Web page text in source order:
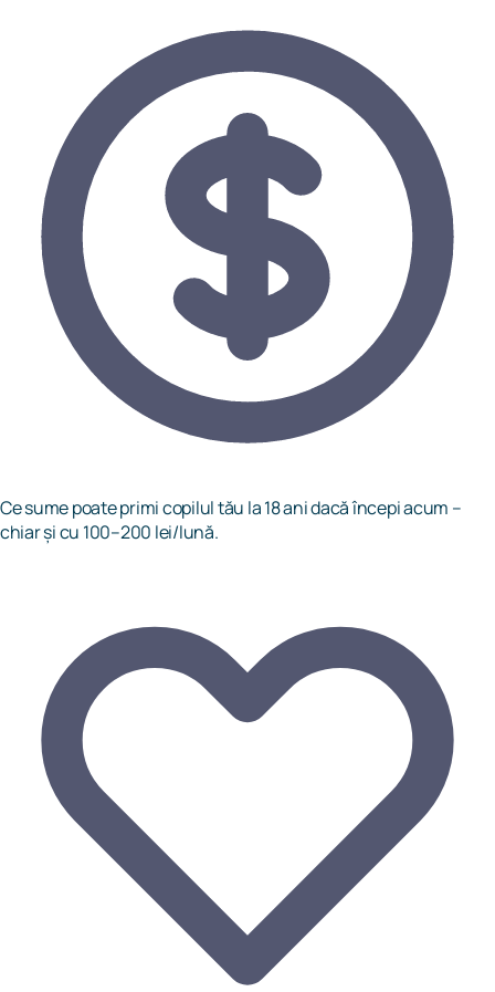
Ce sume poate primi copilul tău la 18 ani dacă începi acum –
chiar și cu 100–200 lei/lună.